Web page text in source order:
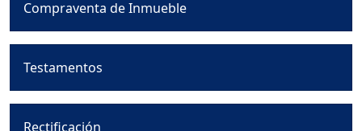
Compraventa de Inmueble
Testamentos
Rectificación